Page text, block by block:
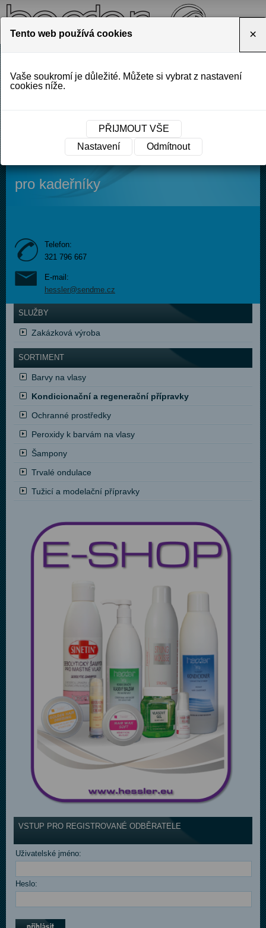
KONTAKT
Výrobce profesionální vlasové
kosmetiky
pro kadeřníky
Telefon:
321 796 667
E-mail:
hessler@sendme.cz
SLUŽBY
Zakázková výroba
SORTIMENT
Barvy na vlasy
Kondicionační a regenerační přípravky
Ochranné prostředky
Peroxidy k barvám na vlasy
Šampony
Trvalé ondulace
Tužicí a modelační přípravky
VSTUP PRO REGISTROVANÉ ODBĚRATELE
Uživatelské jméno:
Heslo:
Tento web používá cookies ×
Vaše soukromí je důležité. Můžete si vybrat z nastavení
cookies níže.
PŘIJMOUT VŠE
Nastavení
Odmítnout